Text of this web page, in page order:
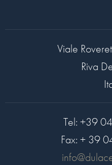
Viale
Riva
Tel: +39
Fax: + 39